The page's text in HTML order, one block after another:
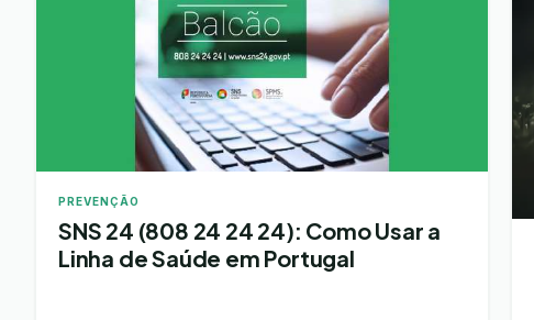
PREVENÇÃO
SNS 24 (808 24 24 24): Como Usar a
Linha de Saúde em Portugal